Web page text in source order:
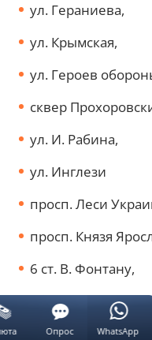
ул. Гераниева,
ул. Крымская,
ул. Героев
сквер
ул. И. Рабина,
ул. Инглези
просп. Леси
просп. Князя
6 ст. В. Фонтану,
ул. Космонавтов,
сквер
Опрос WhatsApp